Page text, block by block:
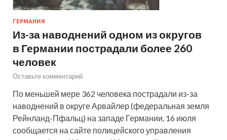
ГЕРМАНИЯ
Из-за наводнений одном из округов
в Германии пострадали более 260
человек
Оставьте комментарий
По меньшей мере 362 человека пострадали из-за
наводнений в округе Арвайлер (федеральная земля
Рейнланд-Пфальц) на западе Германии, 16 июля
сообщается на сайте полицейского управления